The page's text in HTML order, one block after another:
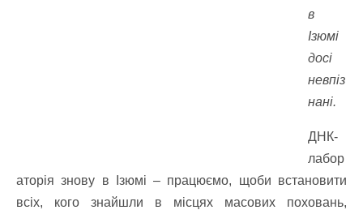
в
Ізюмі
досі
невпіз
нані.
ДНК-
лабор
аторія знову в Ізюмі – працюємо, щоби встановити
всіх, кого знайшли в місцях масових поховань,